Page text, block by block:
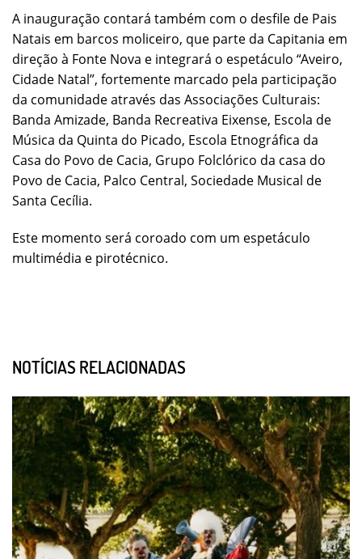
A inauguração contará também com o desfile de Pais
Natais em barcos moliceiro, que parte da Capitania em
direção à Fonte Nova e integrará o espetáculo “Aveiro,
Cidade Natal”, fortemente marcado pela participação
da comunidade através das Associações Culturais:
Banda Amizade, Banda Recreativa Eixense, Escola de
Música da Quinta do Picado, Escola Etnográfica da
Casa do Povo de Cacia, Grupo Folclórico da casa do
Povo de Cacia, Palco Central, Sociedade Musical de
Santa Cecília.
Este momento será coroado com um espetáculo
multimédia e pirotécnico.
NOTÍCIAS RELACIONADAS